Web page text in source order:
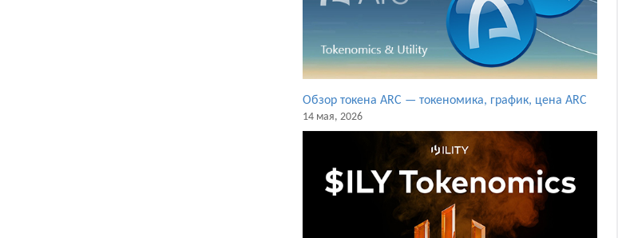
Обзор токена ARC — токеномика, график, цена ARC
14 мая, 2026